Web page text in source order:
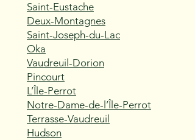
Saint-Eustache
Deux-Montagnes
Saint-Joseph-du-Lac
Oka
Vaudreuil-Dorion
Pincourt
L’Île-Perrot
Notre-Dame-de-l’Île-Perrot
Terrasse-Vaudreuil
Hudson